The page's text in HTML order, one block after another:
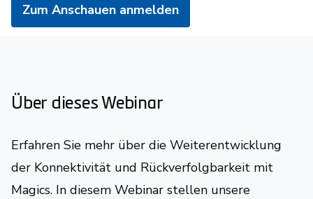
Zum Anschauen anmelden
Über dieses Webinar
Erfahren Sie mehr über die Weiterentwicklung
der Konnektivität und Rückverfolgbarkeit mit
Magics. In diesem Webinar stellen unsere